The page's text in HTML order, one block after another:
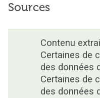
Sources
Contenu
Certaines de
des données
Certaines de
des données